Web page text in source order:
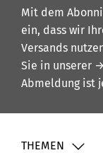
Mit dem
ein, dass wir
Versands
Sie in unserer
Abmeldung ist
THEMEN